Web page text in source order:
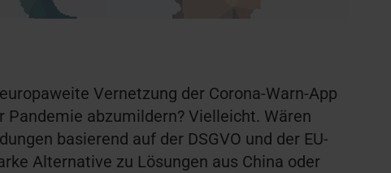
Vernetzung der Corona-Warn-App
abzumildern? Vielleicht. Wären
basierend auf der DSGVO und der EU-
Alternative zu Lösungen aus China oder